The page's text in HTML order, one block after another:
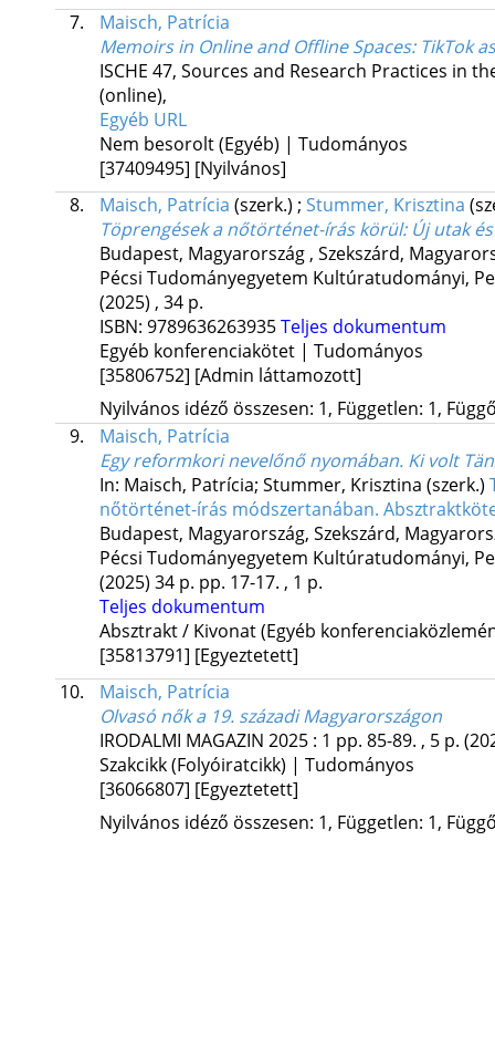
7.
Maisch, Patrícia
Memoirs in Online and Offline Spaces: TikTok
ISCHE 47, Sources and Research Practices in
(online),
Egyéb URL
Nem besorolt (Egyéb) | Tudományos
[37409495] [Nyilvános]
8.
Maisch, Patrícia (szerk.) ; Stummer, Krisztina
Töprengések a nőtörténet-írás körül: Új utak
Budapest, Magyarország , Szekszárd,
Pécsi Tudományegyetem Kultúratudományi,
(2025) , 34 p.
ISBN: 9789636263935Teljes dokumentum
Egyéb konferenciakötet | Tudományos
[35806752] [Admin láttamozott]
Nyilvános idéző összesen: 1, Független: 1,
9.
Maisch, Patrícia
Egy reformkori nevelőnő nyomában. Ki volt
In: Maisch, Patrícia; Stummer, Krisztina (szerk.)
nőtörténet-írás módszertanában.
Budapest, Magyarország, Szekszárd,
Pécsi Tudományegyetem Kultúratudományi,
(2025) 34 p. pp. 17-17. , 1 p.
Teljes dokumentum
Absztrakt / Kivonat (Egyéb
[35813791] [Egyeztetett]
10.
Maisch, Patrícia
Olvasó nők a 19. századi Magyarországon
IRODALMI MAGAZIN 2025: 1 pp. 85-89. , 5 p.
Szakcikk (Folyóiratcikk) | Tudományos
[36066807] [Egyeztetett]
Nyilvános idéző összesen: 1, Független: 1,